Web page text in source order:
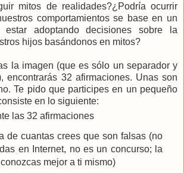
mitos de realidades?¿Podría ocurrir
comportamientos se base en un
estar adoptando decisiones sobre la
hijos basándonos en mitos?
la imagen (que es sólo un separador y
encontrarás 32 afirmaciones. Unas son
Te pido que participes en un pequeño
en lo siguiente:
las 32 afirmaciones
de cuantas crees que son falsas (no
en Internet, no es un concurso; la
mejor a ti mismo)